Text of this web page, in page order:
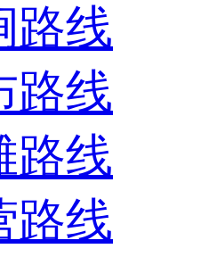
路线
路线
路线
路线